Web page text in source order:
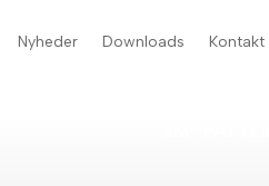
Nyheder Downloads Kontakt